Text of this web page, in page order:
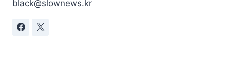
black@slownews.kr